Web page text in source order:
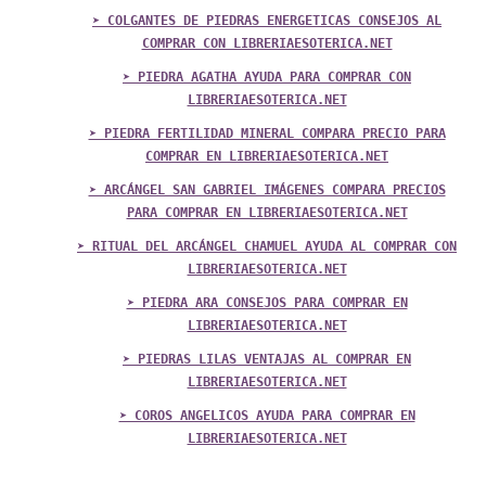
➤ COLGANTES DE PIEDRAS ENERGETICAS CONSEJOS AL
COMPRAR CON LIBRERIAESOTERICA.NET
➤ PIEDRA AGATHA AYUDA PARA COMPRAR CON
LIBRERIAESOTERICA.NET
➤ PIEDRA FERTILIDAD MINERAL COMPARA PRECIO PARA
COMPRAR EN LIBRERIAESOTERICA.NET
➤ ARCÁNGEL SAN GABRIEL IMÁGENES COMPARA PRECIOS
PARA COMPRAR EN LIBRERIAESOTERICA.NET
➤ RITUAL DEL ARCÁNGEL CHAMUEL AYUDA AL COMPRAR CON
LIBRERIAESOTERICA.NET
➤ PIEDRA ARA CONSEJOS PARA COMPRAR EN
LIBRERIAESOTERICA.NET
➤ PIEDRAS LILAS VENTAJAS AL COMPRAR EN
LIBRERIAESOTERICA.NET
➤ COROS ANGELICOS AYUDA PARA COMPRAR EN
LIBRERIAESOTERICA.NET